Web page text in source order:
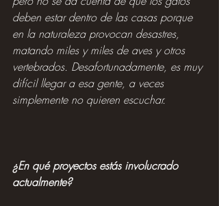
deben estar dentro de las casas porque
en la naturaleza provocan desastres,
matando miles y miles de aves y otros
vertebrados. Desafortunadamente, es muy
difícil llegar a esa gente, a veces
simplemente no quieren escuchar.
¿En qué proyectos estás involucrado
actualmente?